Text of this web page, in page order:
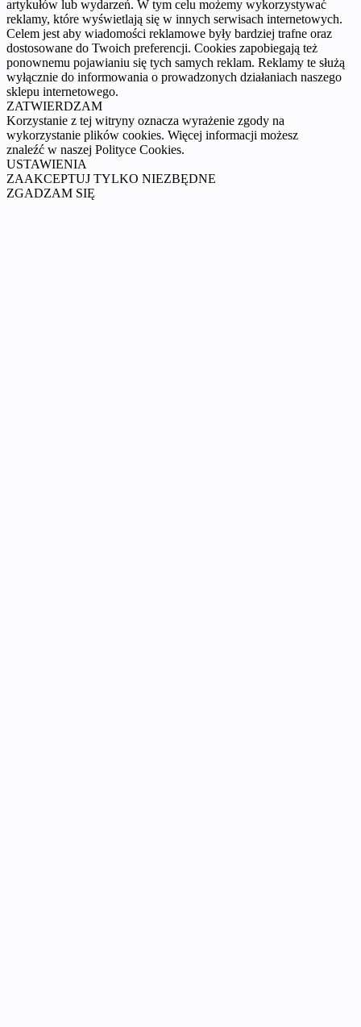
artykułów lub wydarzeń. W tym celu możemy wykorzystywać
reklamy, które wyświetlają się w innych serwisach internetowych.
Celem jest aby wiadomości reklamowe były bardziej trafne oraz
dostosowane do Twoich preferencji. Cookies zapobiegają też
ponownemu pojawianiu się tych samych reklam. Reklamy te służą
wyłącznie do informowania o prowadzonych działaniach naszego
sklepu internetowego.
ZATWIERDZAM
Korzystanie z tej witryny oznacza wyrażenie zgody na
wykorzystanie plików cookies. Więcej informacji możesz
znaleźć w naszej Polityce Cookies.
USTAWIENIA
ZAAKCEPTUJ TYLKO NIEZBĘDNE
ZGADZAM SIĘ